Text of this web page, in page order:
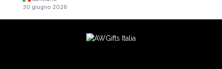
30 giugno 2026